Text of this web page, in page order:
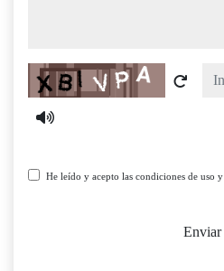
Captcha
He leído y acepto las condiciones de uso y
Enviar